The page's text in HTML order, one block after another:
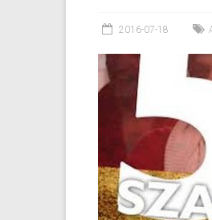
2016-07-18